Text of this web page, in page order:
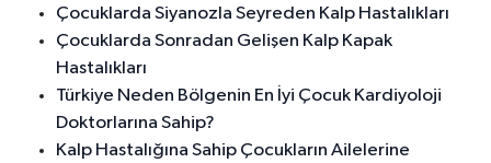
Çocuklarda Siyanozla Seyreden Kalp Hastalıkları
Çocuklarda Sonradan Gelişen Kalp Kapak
Hastalıkları
Türkiye Neden Bölgenin En İyi Çocuk Kardiyoloji
Doktorlarına Sahip?
Kalp Hastalığına Sahip Çocukların Ailelerine